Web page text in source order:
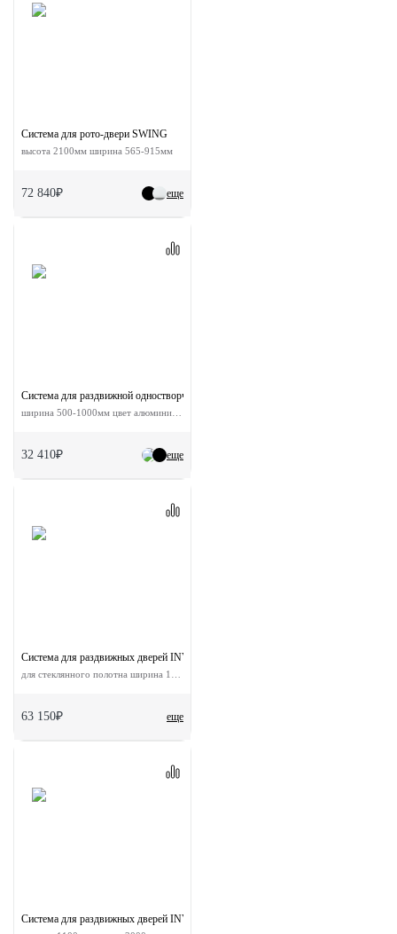
еще
Система для рото-двери SWING
высота 2100мм ширина 565-915мм
72 840₽
еще
Система для раздвижной одностворчатой двери ESTHETIC с доводчиками
32 410₽
еще
Система для раздвижных дверей INVISIBLE-2 GLASS 1100/12
63 150₽
Система для раздвижных дверей INVISIBLE-2 FRAME 1100/3000 AS